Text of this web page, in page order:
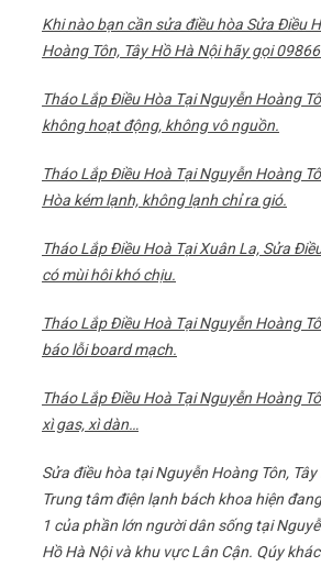
Khi nào bạn cần sửa điều hòa Sửa Điều
Hoàng Tôn, Tây Hồ Hà Nội hãy gọi
Tháo Lắp Điều Hòa Tại Nguyễn Hoàng
không hoạt động, không vô nguồn.
Tháo Lắp Điều Hoà Tại Nguyễn Hoàng
Hòa kém lạnh, không lạnh chỉ ra gió.
Tháo Lắp Điều Hoà Tại Xuân La, Sửa
có mùi hôi khó chịu.
Tháo Lắp Điều Hoà Tại Nguyễn Hoàng
báo lỗi board mạch.
Tháo Lắp Điều Hoà Tại Nguyễn Hoàng
xì gas, xì dàn…
Sửa điều hòa tại Nguyễn Hoàng Tôn,
Trung tâm điện lạnh bách khoa hiện
1 của phần lớn người dân sống tại
Hồ Hà Nội và khu vực Lân Cận. Qúy